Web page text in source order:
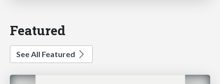
Featured
See All Featured